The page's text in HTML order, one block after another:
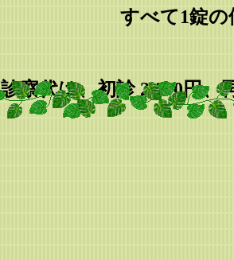
すべて1錠の
診察代は、初診 2,000円、